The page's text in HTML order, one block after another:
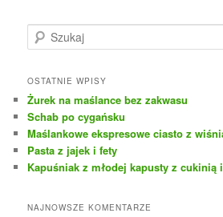
z
k
a
j
OSTATNIE WPISY
Żurek na maślance bez zakwasu
Schab po cygańsku
Maślankowe ekspresowe ciasto z
Pasta z jajek i fety
Kapuśniak z młodej kapusty z cukinią
NAJNOWSZE KOMENTARZE